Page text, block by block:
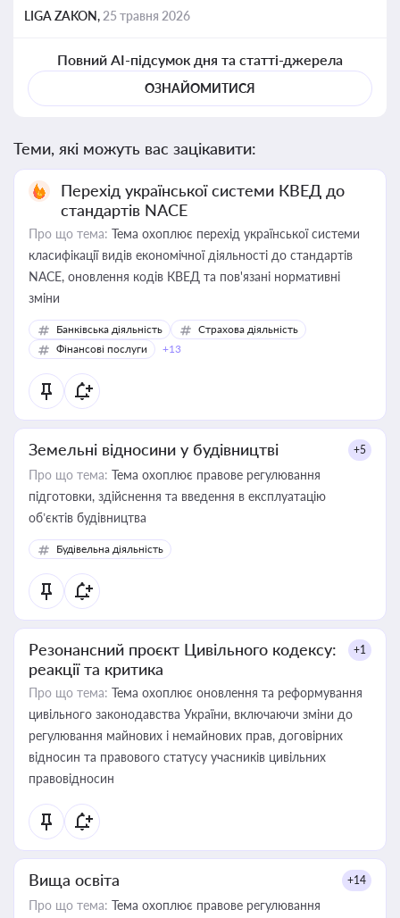
LIGA ZAKON, 25 травня 2026
Повний AI-підсумок дня та статті-джерела
ОЗНАЙОМИТИСЯ
Теми, які можуть вас зацікавити:
Перехід української системи КВЕД до
стандартів NACE
Про що тема: Тема охоплює перехід української системи
класифікації видів економічної діяльності до стандартів
NACE, оновлення кодів КВЕД та пов'язані нормативні
зміни
Банківська діяльність
Страхова діяльність
Фінансові послуги
+13
Земельні відносини у будівництві +5
Про що тема: Тема охоплює правове регулювання
підготовки, здійснення та введення в експлуатацію
об’єктів будівництва
Будівельна діяльність
Резонансний проєкт Цивільного кодексу:
реакції та критика
+1
Про що тема: Тема охоплює оновлення та реформування
цивільного законодавства України, включаючи зміни до
регулювання майнових і немайнових прав, договірних
відносин та правового статусу учасників цивільних
правовідносин
Вища освіта +14
Про що тема: Тема охоплює правове регулювання